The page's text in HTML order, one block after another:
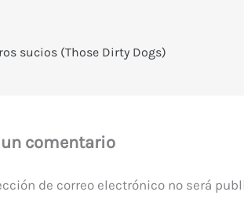
sucios (Those Dirty Dogs)
comentario
de correo electrónico no será